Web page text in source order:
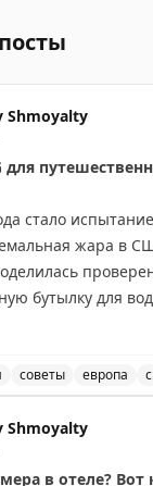
Shmoyalty
для
стало
жара в
бутылку для
помощники.
можно
советы европа
Shmoyalty
в отеле?